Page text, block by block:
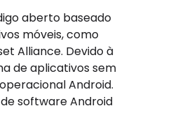
aberto baseado
móveis, como
Alliance. Devido à
de aplicativos sem
Android.
software Android